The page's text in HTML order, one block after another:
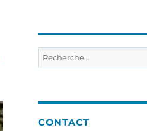
Recherche
pour
CONTACT